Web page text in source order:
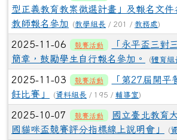
型正義教育教案徵選計畫」及報名文
教師報名參加
(教學組長 / 201 / 教務處)
2025-11-06 競賽活動
「永平盃三對
簡章，鼓勵學生自行報名參加。
(體育組
2025-11-03 競賽活動
「第27屆開平
飪比賽」
(資料組長 / 195 / 輔導室)
2025-10-07 競賽活動
國立臺北教育
國貓咪盃競賽評分指標線上說明會」
(